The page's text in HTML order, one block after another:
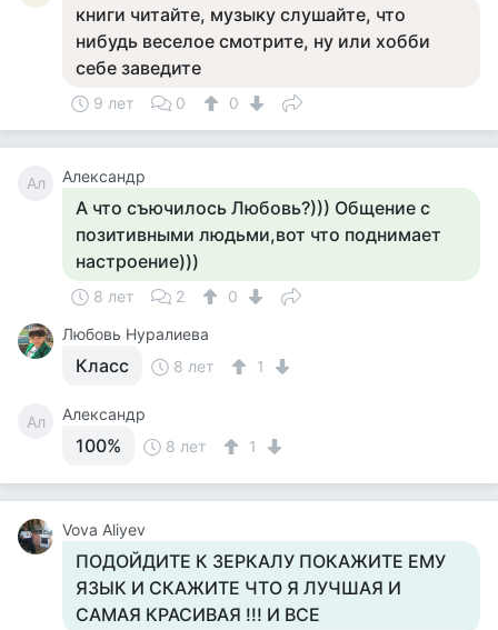
книги читайте, музыку слушайте, что
нибудь веселое смотрите, ну или хобби
себе заведите
9 лет 0 0
Ал Александр
А что съючилось Любовь?))) Общение с
позитивными людьми,вот что поднимает
настроение)))
8 лет 2
0
Любовь Нуралиева
Класс 8 лет 1
Ал Александр
100% 8 лет 1
Vova Aliyev
ПОДОЙДИТЕ К ЗЕРКАЛУ ПОКАЖИТЕ ЕМУ
ЯЗЫК И СКАЖИТЕ ЧТО Я ЛУЧШАЯ И
САМАЯ КРАСИВАЯ !!! И ВСЕ